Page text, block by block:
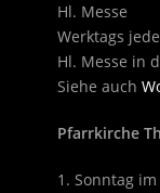
Hl. Messe
Werktags
Hl. Messe in
Siehe auch
Pfarrkirche
1. Sonntag